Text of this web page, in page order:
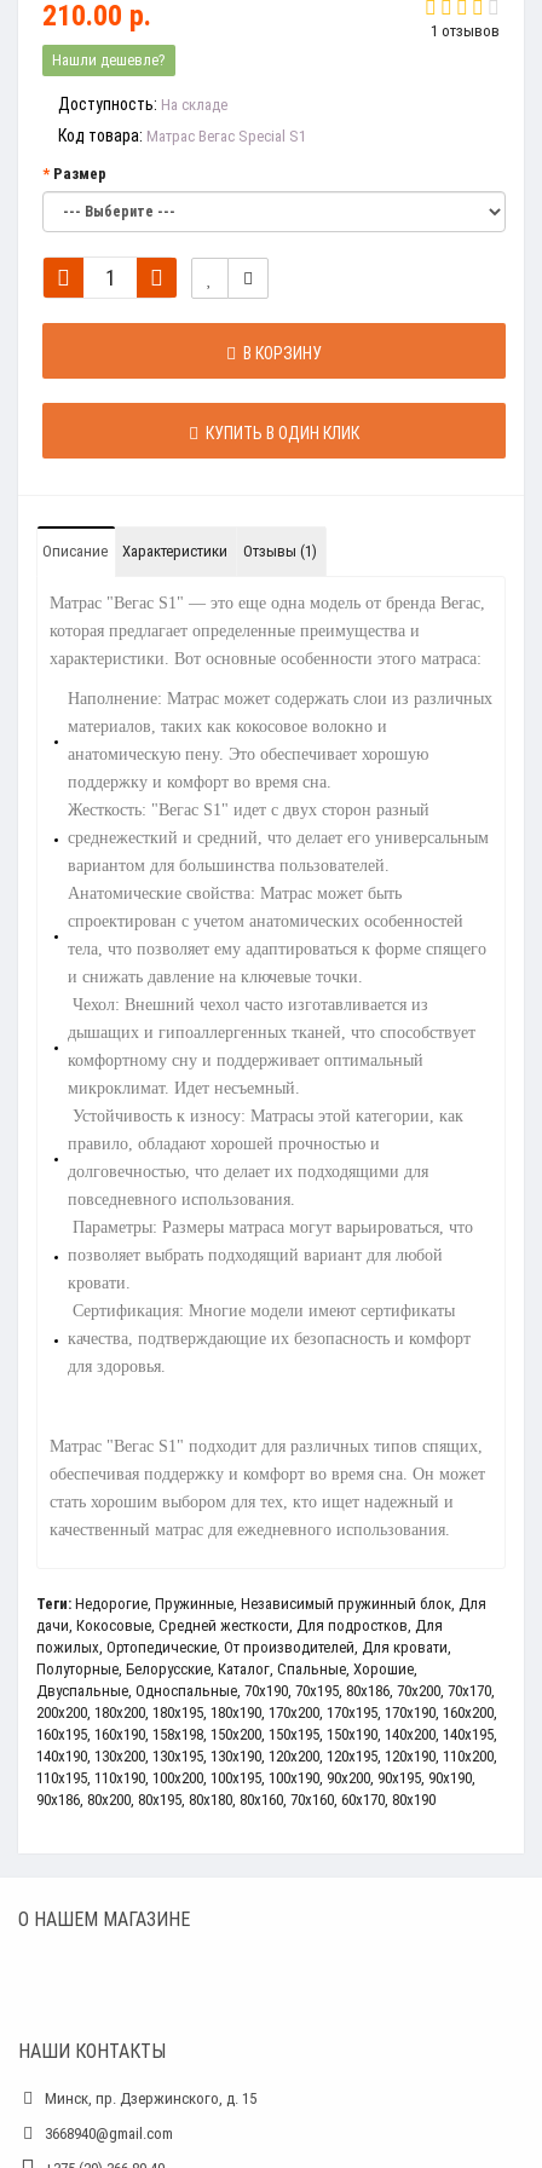
1 отзывов
210.00 р.
Нашли дешевле?
Доступность: На складе
Код товара: Матрас Вегас Special S1
Размер
В КОРЗИНУ
КУПИТЬ В ОДИН КЛИК
Описание Характеристики Отзывы (1)
Матрас "Вегас S1" — это еще одна модель от бренда Вегас,
которая предлагает определенные преимущества и
характеристики. Вот основные особенности этого матраса:
Наполнение: Матрас может содержать слои из различных
материалов, таких как кокосовое волокно и
анатомическую пену. Это обеспечивает хорошую
поддержку и комфорт во время сна.
Жесткость: "Вегас S1" идет с двух сторон разный
среднежесткий и средний, что делает его универсальным
вариантом для большинства пользователей.
Анатомические свойства: Матрас может быть
спроектирован с учетом анатомических особенностей
тела, что позволяет ему адаптироваться к форме спящего
и снижать давление на ключевые точки.
Чехол: Внешний чехол часто изготавливается из
дышащих и гипоаллергенных тканей, что способствует
комфортному сну и поддерживает оптимальный
микроклимат. Идет несъемный.
Устойчивость к износу: Матрасы этой категории, как
правило, обладают хорошей прочностью и
долговечностью, что делает их подходящими для
повседневного использования.
Параметры: Размеры матраса могут варьироваться, что
позволяет выбрать подходящий вариант для любой
кровати.
Сертификация: Многие модели имеют сертификаты
качества, подтверждающие их безопасность и комфорт
для здоровья.
Матрас "Вегас S1" подходит для различных типов спящих,
обеспечивая поддержку и комфорт во время сна. Он может
стать хорошим выбором для тех, кто ищет надежный и
качественный матрас для ежедневного использования.
Теги: Недорогие, Пружинные, Независимый пружинный блок, Для
дачи, Кокосовые, Средней жесткости, Для подростков, Для
пожилых, Ортопедические, От производителей, Для кровати,
Полуторные, Белорусские, Каталог, Спальные, Хорошие,
Двуспальные, Односпальные, 70x190, 70x195, 80x186, 70x200, 70х170,
200x200, 180x200, 180x195, 180x190, 170x200, 170x195, 170x190, 160x200,
160x195, 160x190, 158x198, 150x200, 150x195, 150x190, 140x200, 140x195,
140x190, 130x200, 130x195, 130x190, 120x200, 120x195, 120x190, 110x200,
110х195, 110х190, 100x200, 100x195, 100x190, 90x200, 90x195, 90x190,
90x186, 80x200, 80x195, 80x180, 80x160, 70x160, 60x170, 80x190
О НАШЕМ МАГАЗИНЕ
НАШИ КОНТАКТЫ
Минск, пр. Дзержинского, д. 15
3668940@gmail.com